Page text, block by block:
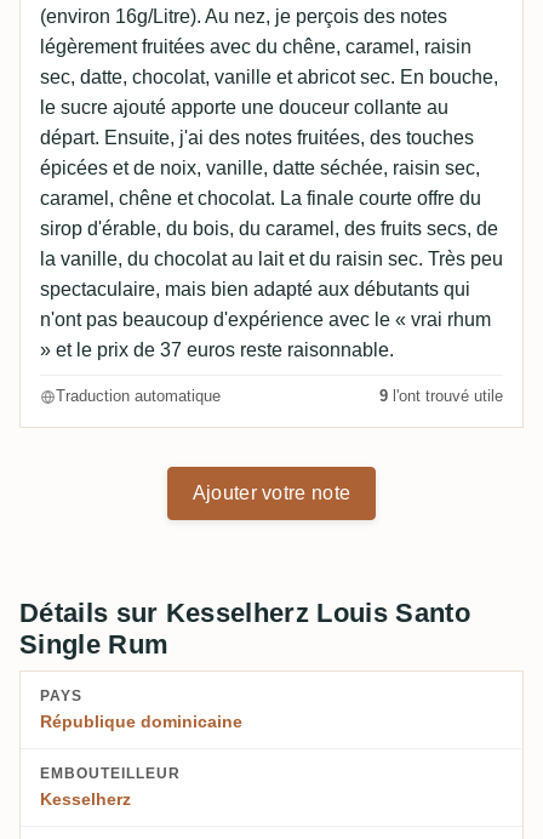
(environ 16g/Litre). Au nez, je perçois des notes
légèrement fruitées avec du chêne, caramel, raisin
sec, datte, chocolat, vanille et abricot sec. En bouche,
le sucre ajouté apporte une douceur collante au
départ. Ensuite, j'ai des notes fruitées, des touches
épicées et de noix, vanille, datte séchée, raisin sec,
caramel, chêne et chocolat. La finale courte offre du
sirop d'érable, du bois, du caramel, des fruits secs, de
la vanille, du chocolat au lait et du raisin sec. Très peu
spectaculaire, mais bien adapté aux débutants qui
n'ont pas beaucoup d'expérience avec le « vrai rhum
» et le prix de 37 euros reste raisonnable.
Traduction automatique 9 l'ont trouvé utile
Ajouter votre note
Détails sur Kesselherz Louis Santo
Single Rum
PAYS
République dominicaine
EMBOUTEILLEUR
Kesselherz